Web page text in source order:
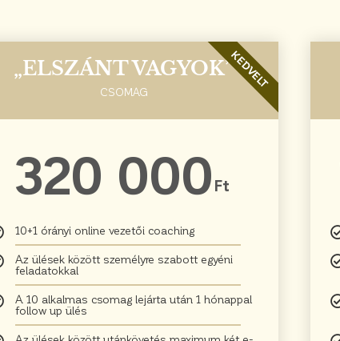
„ELSZÁNT VAGYOK”
CSOMAG
320 000 Ft
10+1 órányi online vezetői coaching
Az ülések között személyre szabott egyéni
feladatokkal
A 10 alkalmas csomag lejárta után 1 hónappal
follow up ülés
KEDVELT